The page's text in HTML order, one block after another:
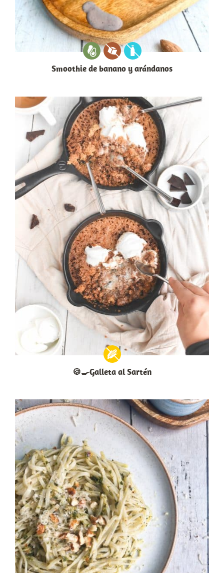
Smoothie de banano y arándanos
🍪🍳Galleta al Sartén